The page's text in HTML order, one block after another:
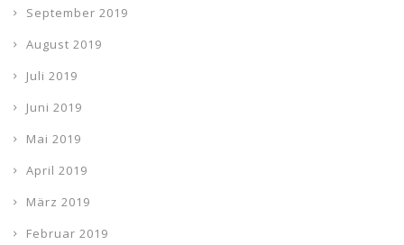
September 2019
August 2019
Juli 2019
Juni 2019
Mai 2019
April 2019
März 2019
Februar 2019